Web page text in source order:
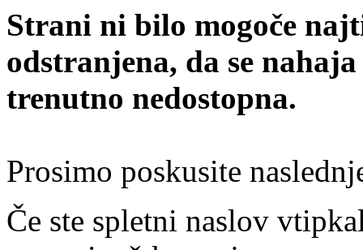
Strani ni bilo mogoče
odstranjena, da se
trenutno nedostopna.
Prosimo poskusite
Če ste spletni naslov